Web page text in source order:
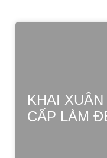
KHAI
CẤP LÀM